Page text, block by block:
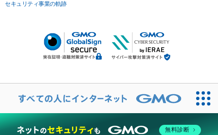
セキュリティ事業の軌跡
無料診断